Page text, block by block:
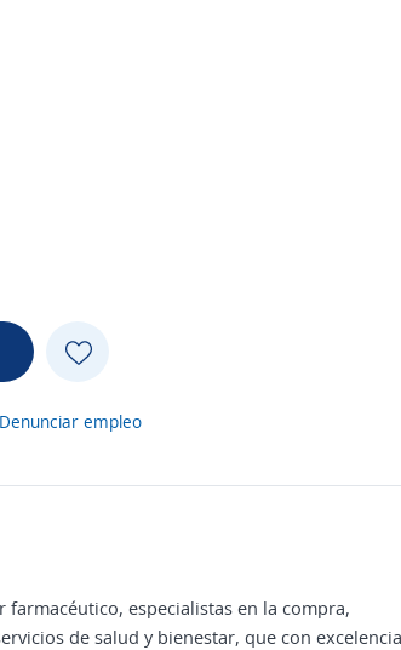
Denunciar empleo
farmacéutico, especialistas en la compra,
de salud y bienestar, que con